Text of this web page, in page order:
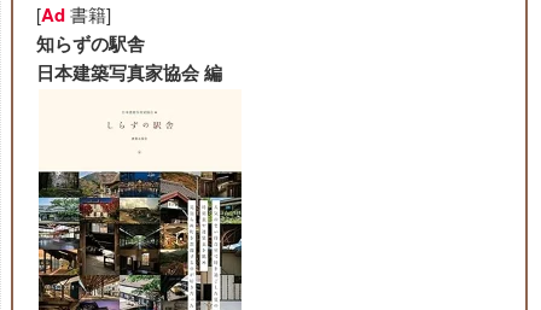
[Ad書籍]
知らずの駅舎
日本建築写真家協会 編